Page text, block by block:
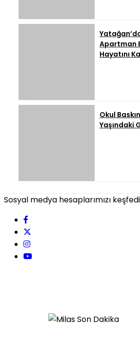
Apartman
Hayatını
Okul
Yaşındaki
Sosyal medya hesaplarımızı